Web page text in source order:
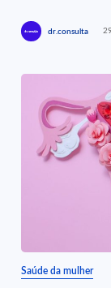
dr.consulta
Saúde da mulher